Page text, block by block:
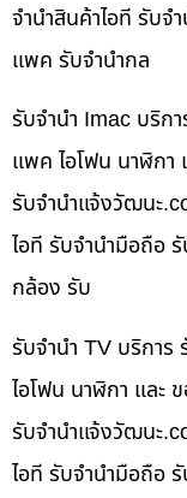
จำนำสินค้าไอที รับจ
แพค รับจำนำกล
รับจำนำ Imac บริก
แพค ไอโฟน นาฬิกา
รับจํานําแจ้งวัฒนะ
ไอที รับจำนำมือถือ
กล้อง รับ
รับจำนำ TV บริการ
ไอโฟน นาฬิกา และ
รับจํานําแจ้งวัฒนะ
ไอที รับจำนำมือถือ